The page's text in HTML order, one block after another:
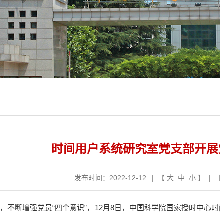
时间用户系统研究室党支部开
发布时间：2022-12-12 | 【 大 中 小 】 |
， 不断增强党员“四个意识”，12月8日，中国科学院国家授时中心